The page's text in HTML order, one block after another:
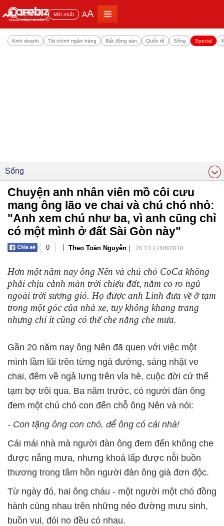
Đọc nhiều Mới nhất AA
Kinh doanh Tài chính ngân hàng Bất động sản Quốc tế Sống Special
Sống
Chuyện anh nhân viên mồ côi cưu
mang ông lão ve chai và chú chó nhỏ:
"Anh xem chú như ba, vì anh cũng chỉ
có một mình ở đất Sài Gòn này"
0 | Theo Toàn Nguyễn | 20:13 27/08/2018
Hơn một năm nay ông Nên và chú chó CoCa không
phải chịu cảnh màn trời chiếu đất, nằm co ro ngủ
ngoài trời sương gió. Họ được anh Linh đưa về ở tạm
trong một góc của nhà xe, tuy không khang trang
nhưng chí ít cũng có thể che nắng che mưa.
Gần 20 năm nay ông Nên đã quen với việc một
mình lầm lũi trên từng ngả đường, sáng nhặt ve
chai, đêm về ngả lưng trên vỉa hè, cuộc đời cứ thế
tạm bợ trôi qua. Ba năm trước, có người đàn ông
đem một chú chó con đến chỗ ông Nên và nói:
- Con tặng ông con chó, để ông có cái nhà!
Cái mái nhà mà người đàn ông đem đến không che
được nắng mưa, nhưng khoả lấp được nỗi buồn
thương trong tâm hồn người đàn ông già đơn độc.
Từ ngày đó, hai ông cháu - một người một chó đồng
hành cùng nhau trên những nẻo đường mưu sinh,
buồn vui, đói no đều có nhau.